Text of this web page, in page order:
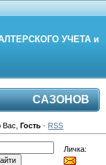
УЧЕТА и
САЗОНОВ
Вас ,Гость · RSS
Личка: